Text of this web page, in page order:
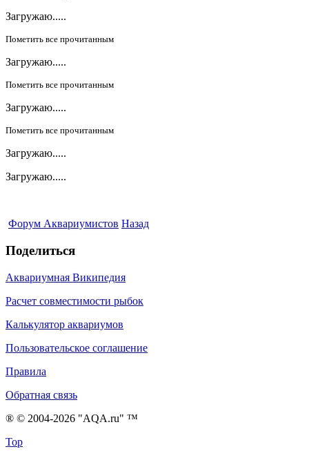
Загружаю.....
Пометить все прочитанным
Загружаю.....
Пометить все прочитанным
Загружаю.....
Пометить все прочитанным
Загружаю.....
Загружаю.....
Форум Аквариумистов Назад
Поделиться
Аквариумная Википедия
Расчет совместимости рыбок
Калькулятор аквариумов
Пользовательское соглашение
Правила
Обратная связь
® © 2004-2026 "AQA.ru" ™
Top